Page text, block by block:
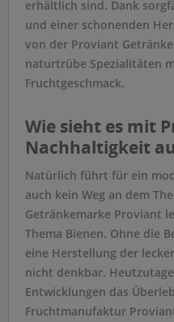
erhältlich sind. Dank
und einer schonenden
von der Proviant
naturtrübe Spezialitäten
Fruchtgeschmack.
Wie sieht es mit
Nachhaltigkeit
Natürlich führt für ein
auch kein Weg an dem
Getränkemarke Proviant
Thema Bienen. Ohne die
eine Herstellung der
nicht denkbar.
Entwicklungen das
Fruchtmanufaktur